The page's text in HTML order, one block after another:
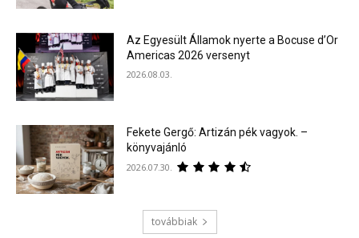
Az Egyesült Államok nyerte a Bocuse d’Or
Americas 2026 versenyt
2026.08.03.
Fekete Gergő: Artizán pék vagyok. –
könyvajánló
2026.07.30.
továbbiak